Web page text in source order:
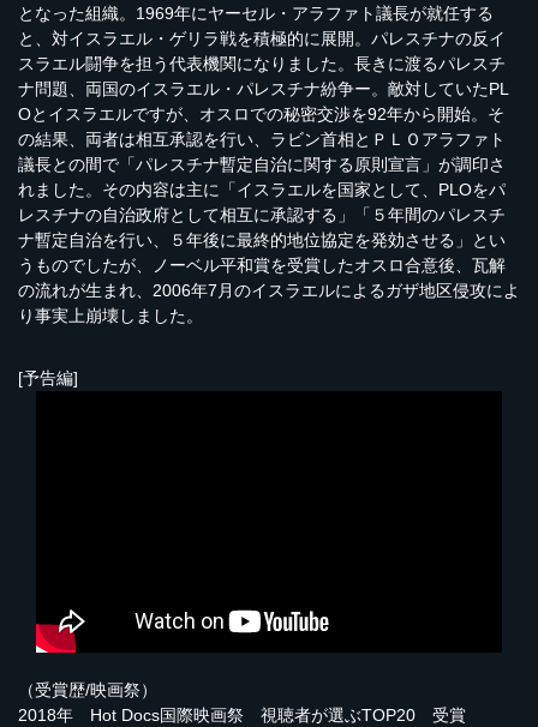
となった組織。1969年にヤーセル・アラファト議長が就任する
と、対イスラエル・ゲリラ戦を積極的に展開。パレスチナの反イ
スラエル闘争を担う代表機関になりました。長きに渡るパレスチ
ナ問題、両国のイスラエル・パレスチナ紛争ー。敵対していたPL
Oとイスラエルですが、オスロでの秘密交渉を92年から開始。そ
の結果、両者は相互承認を行い、ラビン首相とＰＬＯアラファト
議長との間で「パレスチナ暫定自治に関する原則宣言」が調印さ
れました。その内容は主に「イスラエルを国家として、PLOをパ
レスチナの自治政府として相互に承認する」「５年間のパレスチ
ナ暫定自治を行い、５年後に最終的地位協定を発効させる」とい
うものでしたが、ノーベル平和賞を受賞したオスロ合意後、瓦解
の流れが生まれ、2006年7月のイスラエルによるガザ地区侵攻によ
り事実上崩壊しました。
[予告編]
（受賞歴/映画祭）
2018年 Hot Docs国際映画祭 視聴者が選ぶTOP20 受賞